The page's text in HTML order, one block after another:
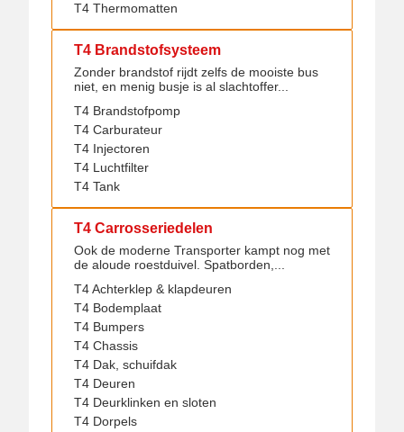
T4 Thermomatten
T4 Brandstofsysteem
Zonder brandstof rijdt zelfs de mooiste bus
niet, en menig busje is al slachtoffer...
T4 Brandstofpomp
T4 Carburateur
T4 Injectoren
T4 Luchtfilter
T4 Tank
T4 Carrosseriedelen
Ook de moderne Transporter kampt nog met
de aloude roestduivel. Spatborden,...
T4 Achterklep & klapdeuren
T4 Bodemplaat
T4 Bumpers
T4 Chassis
T4 Dak, schuifdak
T4 Deuren
T4 Deurklinken en sloten
T4 Dorpels